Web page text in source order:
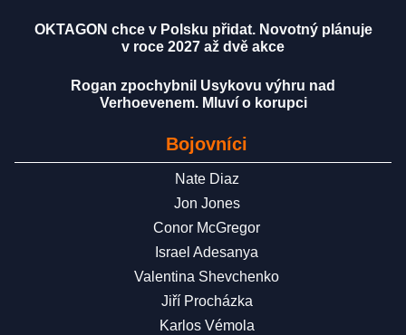
OKTAGON chce v Polsku přidat. Novotný plánuje
v roce 2027 až dvě akce
Rogan zpochybnil Usykovu výhru nad
Verhoevenem. Mluví o korupci
Bojovníci
Nate Diaz
Jon Jones
Conor McGregor
Israel Adesanya
Valentina Shevchenko
Jiří Procházka
Karlos Vémola